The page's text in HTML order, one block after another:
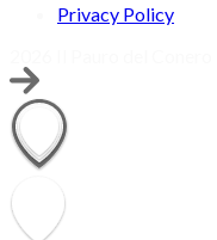
Privacy Policy